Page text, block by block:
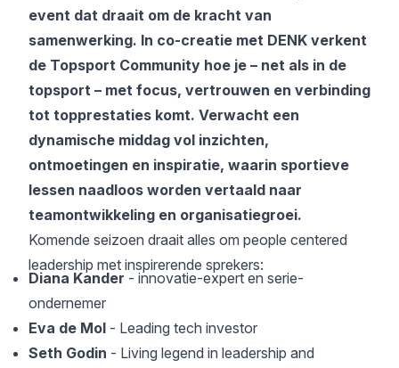
event dat draait om de kracht van
samenwerking. In co-creatie met DENK verkent
de Topsport Community hoe je – net als in de
topsport – met focus, vertrouwen en verbinding
tot topprestaties komt. Verwacht een
dynamische middag vol inzichten,
ontmoetingen en inspiratie, waarin sportieve
lessen naadloos worden vertaald naar
teamontwikkeling en organisatiegroei.
Komende seizoen draait alles om people centered
leadership met inspirerende sprekers:
Diana Kander - innovatie-expert en serie-
ondernemer
Eva de Mol - Leading tech investor
Seth Godin - Living legend in leadership and